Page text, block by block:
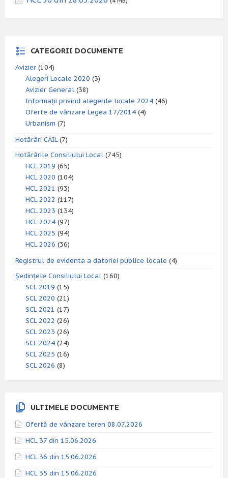
CATEGORII DOCUMENTE
Avizier (104)
Alegeri Locale 2020 (3)
Avizier General (38)
Informații privind alegerile locale 2024 (46)
Oferte de vânzare Legea 17/2014 (4)
Urbanism (7)
Hotărâri CAIL(7)
Hotărârile Consiliului Local (745)
HCL 2019 (65)
HCL 2020 (104)
HCL 2021 (93)
HCL 2022 (117)
HCL 2023 (134)
HCL 2024 (97)
HCL 2025 (94)
HCL 2026 (36)
Registrul de evidenta a datoriei publice locale (4)
Ședințele Consiliului Local (160)
SCL 2019 (15)
SCL 2020 (21)
SCL 2021 (17)
SCL 2022 (26)
SCL 2023 (26)
SCL 2024 (24)
SCL 2025 (16)
SCL 2026 (8)
ULTIMELE DOCUMENTE
Ofertă de vânzare teren 08.07.2026
HCL 37 din 15.06.2026
HCL 36 din 15.06.2026
HCL 35 din 15.06.2026